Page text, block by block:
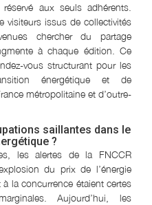
aux seuls adhérents.
visiteurs issus de collectivités
chercher du partage
à chaque édition. Ce
vous structurant pour les
énergétique et de
métropolitaine et d’outre-
saillantes dans le
?
les alertes de la FNCCR
du prix de l’énergie
la concurrence étaient certes
Aujourd’hui, les